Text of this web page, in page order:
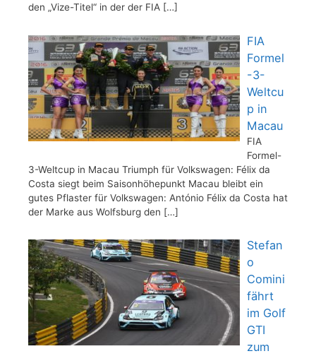
den „Vize-Titel“ in der der FIA […]
FIA
Formel
-3-
Weltcu
p in
Macau
FIA
Formel-
3-Weltcup in Macau Triumph für Volkswagen: Félix da
Costa siegt beim Saisonhöhepunkt Macau bleibt ein
gutes Pflaster für Volkswagen: António Félix da Costa hat
der Marke aus Wolfsburg den […]
Stefan
o
Comini
fährt
im Golf
GTI
zum